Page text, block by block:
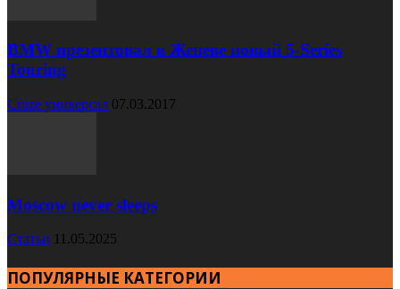
BMW презентовал в Женеве новый 5-Series
Touring
Cruze универсал 07.03.2017
Moscow never sleeps
Статьи 11.05.2025
ПОПУЛЯРНЫЕ КАТЕГОРИИ